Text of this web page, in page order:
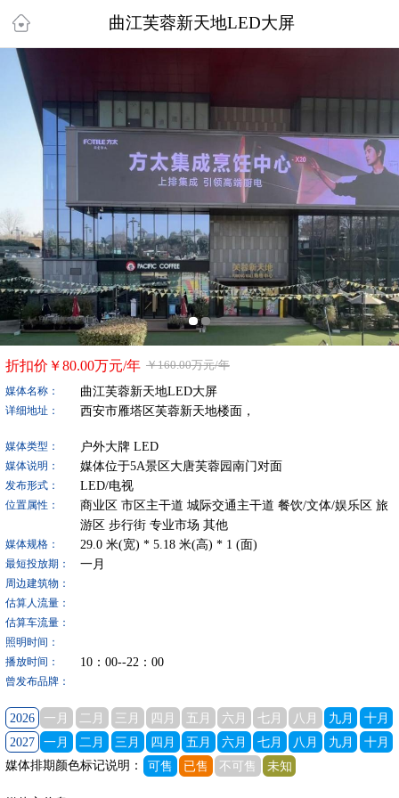
曲江芙蓉新天地LED大屏
折扣价￥80.00万元/年 ￥160.00万元/年
媒体名称： 曲江芙蓉新天地LED大屏
详细地址： 西安市雁塔区芙蓉新天地楼面，
媒体类型： 户外大牌 LED
媒体说明： 媒体位于5A景区大唐芙蓉园南门对面
发布形式： LED/电视
位置属性： 商业区 市区主干道 城际交通主干道 餐饮/文体/娱乐区 旅
游区 步行街 专业市场 其他
媒体规格： 29.0米(宽) * 5.18米(高) * 1 (面)
最短投放期： 一月
周边建筑物：
估算人流量：
估算车流量：
照明时间：
播放时间：
10：00--22：00
曾发布品牌：
2026 一月 二月 三月 四月 五月 六月 七月 八月 九月
十月
2027
一月 二月 三月 四月 五月 六月 七月 八月 九月
十月
媒体排期颜色标记说明：
可售 已售 不可售 未知